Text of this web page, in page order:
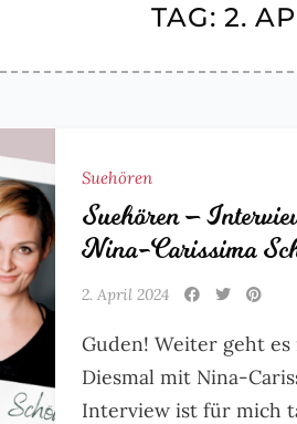
TAG: 2.
Suehören
Suehören –
Nina-Carissima
2. April 2024
Guden! Weiter geht
Diesmal mit Nina-
Interview ist für mich